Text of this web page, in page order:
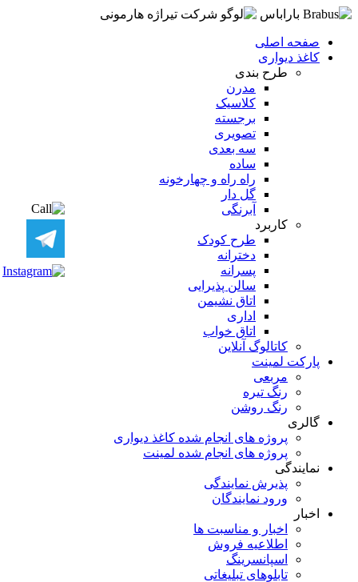
صفحه اصلی
کاغذ دیواری
طرح بندی
مدرن
کلاسیک
برجسته
تصویری
سه بعدی
ساده
راه راه و چهارخونه
گل دار
آبرنگی
کاربرد
طرح کودک
دخترانه
پسرانه
سالن پذیرایی
اتاق نشیمن
اداری
اتاق خواب
کاتالوگ آنلاین
پارکت لمینت
مربعی
رنگ تیره
رنگ روشن
گالری
پروژه های انجام شده کاغذ دیواری
پروژه های انجام شده لمینت
نمایندگی
پذیرش نمایندگی
ورود نمایندگان
اخبار
اخبار و مناسبت ها
اطلاعیه فروش
اسپانسرینگ
تابلوهای تبلیغاتی